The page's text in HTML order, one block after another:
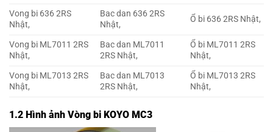
Vong bi 636 2RS
Nhật,
Bac dan 636 2RS
Nhật,
Ổ bi 636 2RS Nhật,
Vong bi ML7011 2RS
Nhật,
Bac dan ML7011
2RS Nhật,
Ổ bi ML7011 2RS
Nhật,
Vong bi ML7013 2RS
Nhật,
Bac dan ML7013
2RS Nhật,
Ổ bi ML7013 2RS
Nhật,
1.2 Hình ảnh Vòng bi KOYO MC3